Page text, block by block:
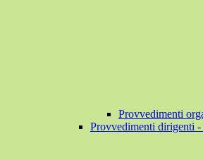
Provvedimenti
Provvedimenti dirigenti